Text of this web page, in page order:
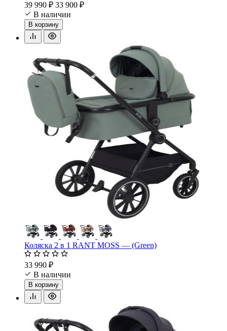
39 990 ₽ 33 900 ₽
В наличии
В корзину
Коляска 2 в 1 RANT MOSS — (Green)
33 990 ₽
В наличии
В корзину